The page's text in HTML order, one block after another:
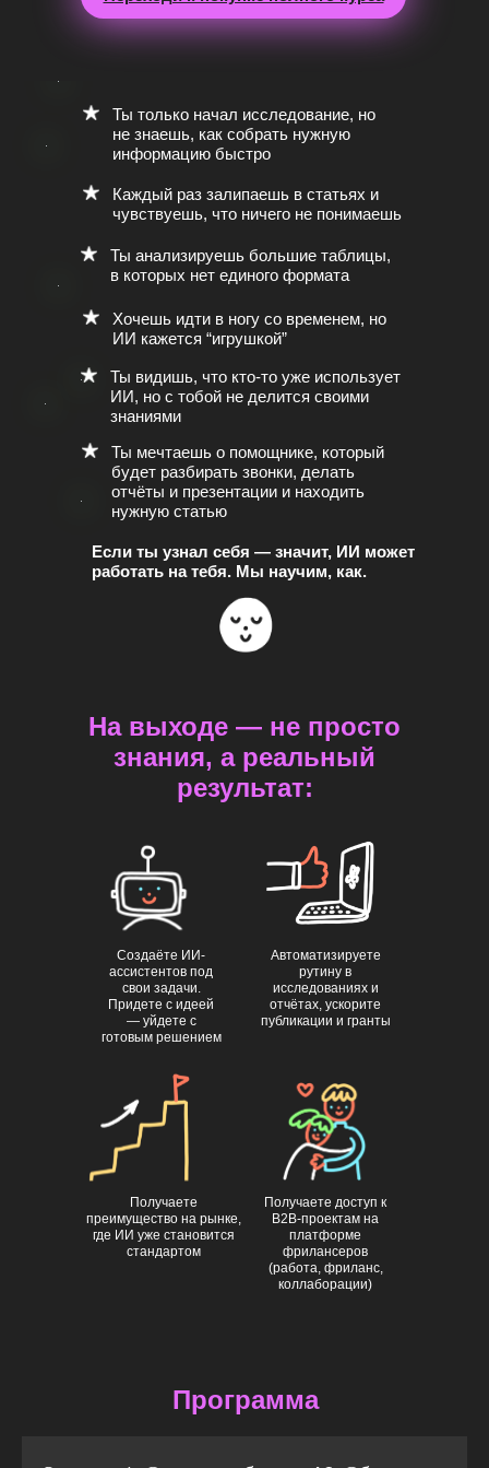
Ты видишь, что кто-то уже использует
ИИ, но с тобой не делится своими
знаниями
Ты мечтаешь о помощнике, который
будет разбирать звонки, делать
отчёты и презентации и находить
нужную статью
Хочешь идти в ногу со временем, но
ИИ кажется “игрушкой”
Ты анализируешь большие таблицы,
в которых нет единого формата
Каждый раз залипаешь в статьях и
чувствуешь, что ничего не понимаешь
Ты только начал исследование, но
не знаешь, как собрать нужную
информацию быстро
Если ты узнал себя — значит, ИИ может
работать на тебя. Мы научим, как.
На выходе — не просто
знания, а реальный
результат:
Создаёте ИИ-
ассистентов под
свои задачи.
Придете с идеей
— уйдете с
готовым решением
Получаете доступ к
B2B-проектам на
платформе
фрилансеров
(работа, фриланс,
коллаборации)
Автоматизируете
рутину в
исследованиях и
отчётах, ускорите
публикации и гранты
Получаете
преимущество на рынке,
где ИИ уже становится
стандартом
Программа